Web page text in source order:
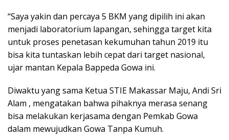
“Saya yakin dan percaya 5 BKM yang dipilih ini akan
menjadi laboratorium lapangan, sehingga target kita
untuk proses penetasan kekumuhan tahun 2019 itu
bisa kita tuntaskan lebih cepat dari target nasional,
ujar mantan Kepala Bappeda Gowa ini.
Diwaktu yang sama Ketua STIE Makassar Maju, Andi Sri
Alam , mengatakan bahwa pihaknya merasa senang
bisa melakukan kerjasama dengan Pemkab Gowa
dalam mewujudkan Gowa Tanpa Kumuh.